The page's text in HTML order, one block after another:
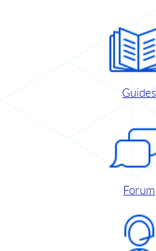
Guides
Forum